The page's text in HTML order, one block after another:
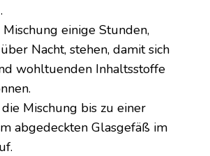
Mischung einige Stunden,
Nacht, stehen, damit sich
wohltuenden Inhaltsstoffe
Mischung bis zu einer
abgedeckten Glasgefäß im